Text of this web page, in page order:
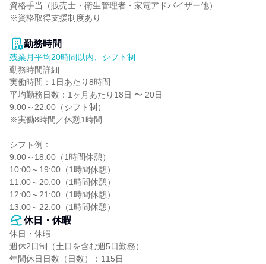
資格手当（販売士・衛生管理者・家電アドバイザー他）
※資格取得支援制度あり
勤務時間
残業月平均20時間以内、シフト制
勤務時間詳細
実働時間：1日あたり8時間
平均勤務日数：1ヶ月あたり18日 〜 20日
9:00～22:00（シフト制）
※実働8時間／休憩1時間
シフト例：
9:00～18:00（1時間休憩）
10:00～19:00（1時間休憩）
11:00～20:00（1時間休憩）
12:00～21:00（1時間休憩）
13:00～22:00（1時間休憩）
休日・休暇
休日・休暇
週休2日制（土日を含む週5日勤務）
年間休日日数（日数）：115日